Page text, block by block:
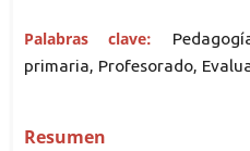
Palabras clave:
primaria, Profesorado,
Resumen